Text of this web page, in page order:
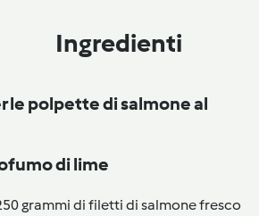
Ingredienti
le polpette di salmone al
di lime
grammi di filetti di salmone fresco